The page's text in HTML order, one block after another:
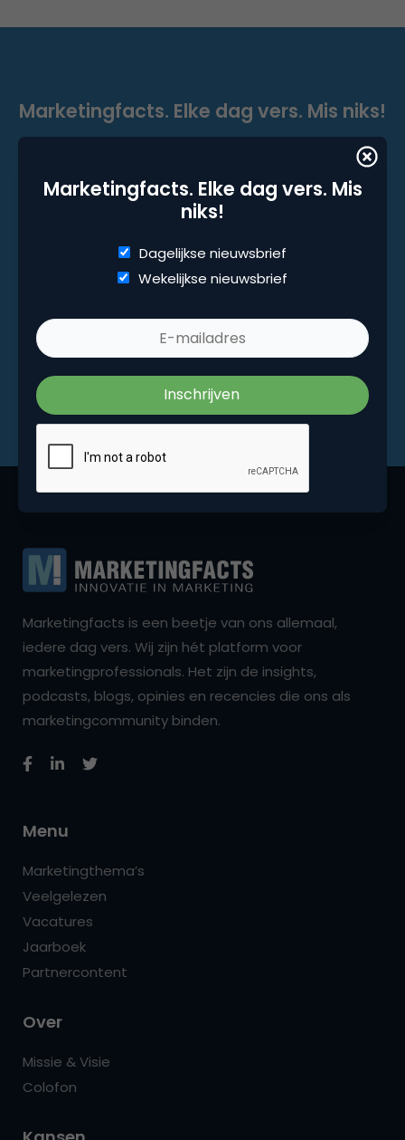
Marketingfacts. Elke dag vers. Mis
niks!
Dagelijkse nieuwsbrief
Wekelijkse nieuwsbrief
Marketingfacts. Elke dag vers. Mis niks!
Wekelijkse nieuwsbrief
Marketingfacts is een beetje van ons allemaal,
iedere dag vers. Wij zijn hét platform voor
marketingprofessionals. Het zijn de insights,
podcasts, blogs, opinies en recencies die ons als
marketingcommunity binden.
Menu
Marketingthema’s
Veelgelezen
Vacatures
Jaarboek
Partnercontent
Over
Missie & Visie
Colofon